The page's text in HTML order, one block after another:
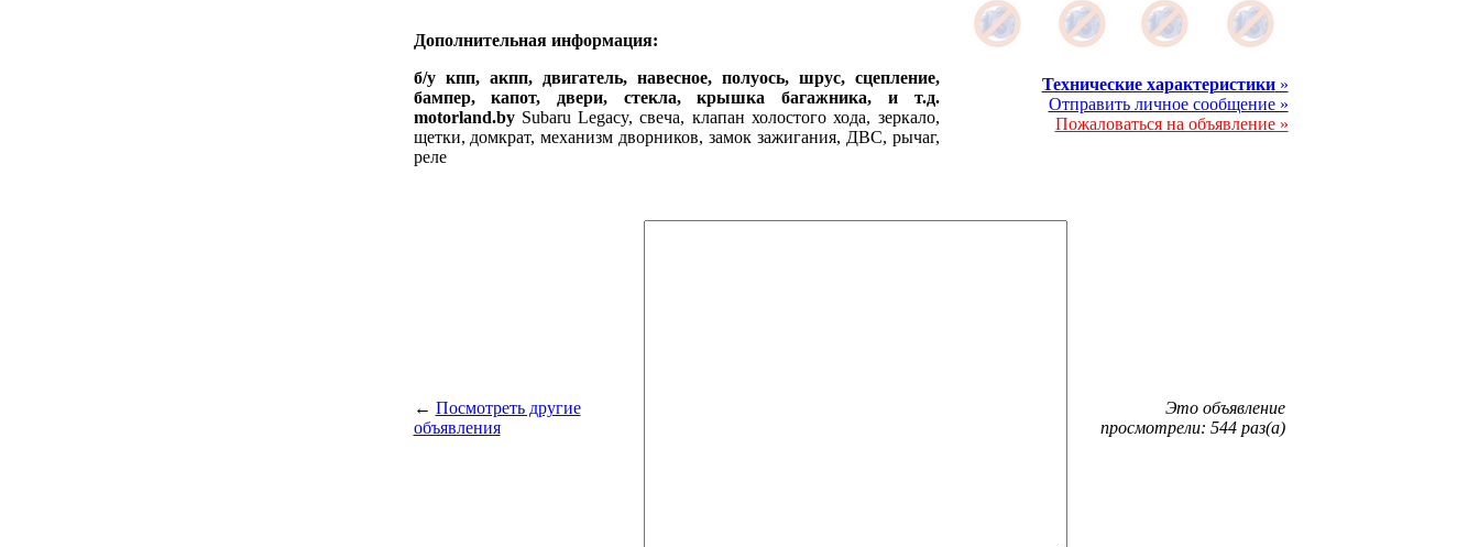
Дополнительная информация:
б/у кпп, акпп, двигатель, навесное, полуось, шрус, сцепление,
бампер, капот, двери, стекла, крышка багажника, и т.д.
motorland.bySubaru Legacy, свеча, клапан холостого хода, зеркало,
щетки, домкрат, механизм дворников, замок зажигания, ДВС, рычаг,
реле
Технические характеристики»
Отправить личное сообщение »
Пожаловаться на объявление »
← Посмотреть другие
объявления
Это объявление
просмотрели: 544 раз(а)